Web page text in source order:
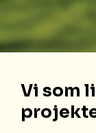
Vi som